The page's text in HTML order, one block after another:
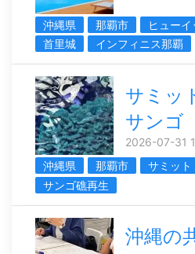
沖縄県 那覇市
ヒューイ
首里城
インフィニス那覇
サミッ
サンゴ
2026-07-31
沖縄県
那覇市 サミット
サンゴ礁再生
沖縄の